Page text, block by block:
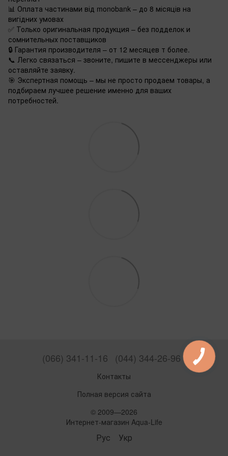
📊 Оплата частинами від monobank – до 8 місяців на
вигідних умовах
✅ Только оригинальная продукция – без подделок и
сомнительных поставщиков
🔒 Гарантия производителя – от 12 месяцев т более.
📞 Легко связаться – звоните, пишите в мессенджеры или
оставляйте заявку.
🎯 Экспертная помощь – мы не просто продаем товары, а
подбираем лучшее решение именно для ваших
потребностей.
(066) 341-11-16 (044) 344-26-96
Контакты
Полная версия сайта
© 2009—2026
Интернет-магазин Aqua-Life
Рус Укр